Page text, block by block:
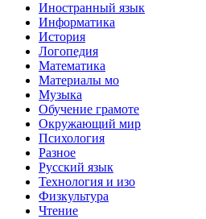
Иностранный язык
Информатика
История
Логопедия
Математика
Материалы мо
Музыка
Обучение грамоте
Окружающий мир
Психология
Разное
Русский язык
Технология и изо
Физкультура
Чтение